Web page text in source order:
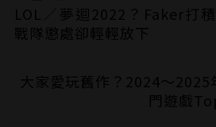
LOL／夢迴2022？Faker打
戰隊懲處卻輕輕放下
大家愛玩舊作？2024～
門遊戲